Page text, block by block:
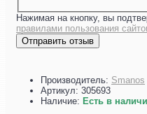
Нажимая на кнопку, вы
правилами пользования
Отправить отзыв
Производитель: Smanos
Артикул: 305693
Наличие: Есть в